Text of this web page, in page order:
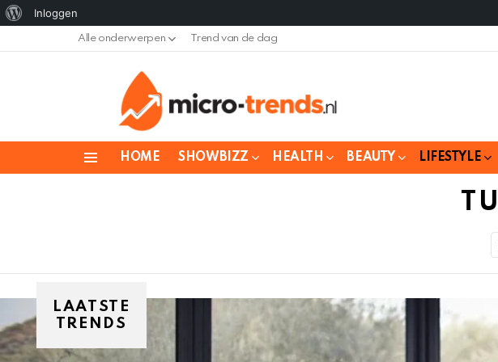
Alle onderwerpen Trend van de dag
HOME SHOWBIZZ HEALTH BEAUTY LIFESTYLE
LAATSTE
TRENDS
Over
Inloggen